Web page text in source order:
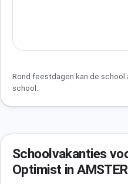
Rond feestdagen kan de
school.
Schoolvakanties
Optimist in